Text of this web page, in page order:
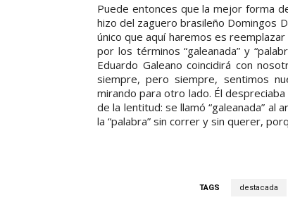
Puede entonces que la mejor forma
hizo del zaguero brasileño Domingos
único que aquí haremos es reemplazar
por los términos “galeanada” y
Eduardo Galeano coincidirá con
siempre, pero siempre, sentimos
mirando para otro lado. Él
de la lentitud: se llamó “galeanada” al
la “palabra” sin correr y sin querer,
TAGS destacada